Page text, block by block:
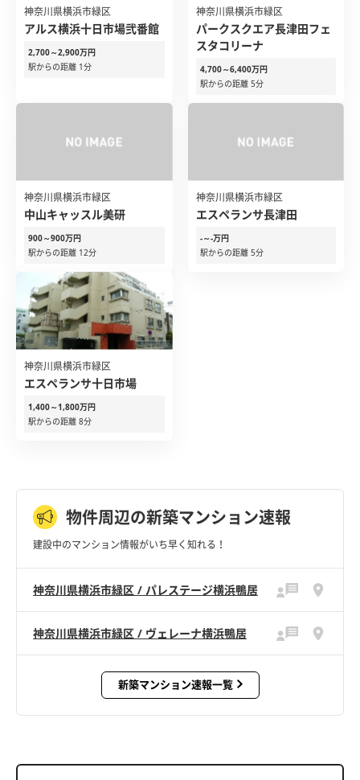
神奈川県横浜市緑区
アルス横浜十日市場弐番館
2,700～2,900万円
駅からの距離 1分
神奈川県横浜市緑区
パークスクエア長津田フェ
スタコリーナ
4,700～6,400万円
駅からの距離 5分
神奈川県横浜市緑区
中山キャッスル美研
900～900万円
駅からの距離 12分
神奈川県横浜市緑区
エスペランサ長津田
-～-万円
駅からの距離 5分
神奈川県横浜市緑区
エスペランサ十日市場
1,400～1,800万円
駅からの距離 8分
物件周辺の新築マンション速報
建設中のマンション情報がいち早く知れる！
神奈川県横浜市緑区 / パレステージ横浜鴨居
神奈川県横浜市緑区 / ヴェレーナ横浜鴨居
新築マンション速報一覧